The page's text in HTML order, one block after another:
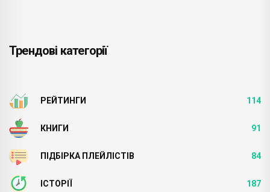
Трендові категорії
РЕЙТИНГИ 114
КНИГИ 91
ПІДБІРКА ПЛЕЙЛІСТІВ 84
ІСТОРІЇ 187